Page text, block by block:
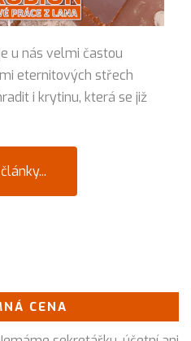
u nás velmi častou
eternitových střech
i krytinu, která se již
CENA